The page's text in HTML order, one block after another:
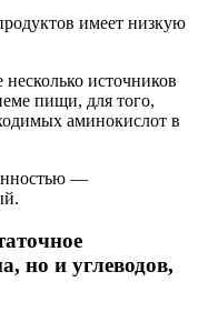
имеет низкую
источников
пищи, для того,
аминокислот в
—
но и углеводов,